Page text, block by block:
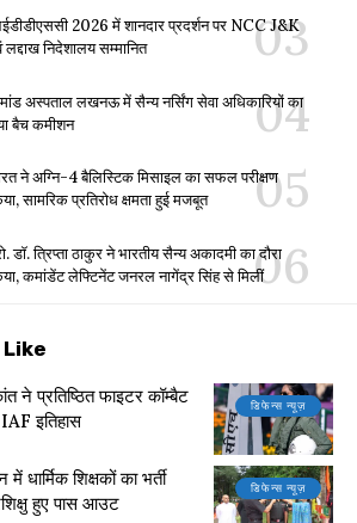
2026 में शानदार प्रदर्शन पर NCC J&K
लद्दाख निदेशालय सम्मानित
अस्पताल लखनऊ में सैन्य नर्सिंग सेवा अधिकारियों का
बैच कमीशन
ने अग्नि-4 बैलिस्टिक मिसाइल का सफल परीक्षण
सामरिक प्रतिरोध क्षमता हुई मजबूत
डॉ. त्रिप्ता ठाकुर ने भारतीय सैन्य अकादमी का दौरा
कमांडेंट लेफ्टिनेंट जनरल नागेंद्र सिंह से मिलीं
डिफेन्स न्यूज़
ने प्रतिष्ठित फाइटर कॉम्बैट
इतिहास
डिफेन्स न्यूज़
धार्मिक शिक्षकों का भर्ती
हुए पास आउट